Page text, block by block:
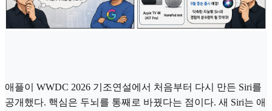
애플이 WWDC 2026 기조연설에서 처음부터 다시 만든 Siri를
공개했다. 핵심은 두뇌를 통째로 바꿨다는 점이다. 새 Siri는 애